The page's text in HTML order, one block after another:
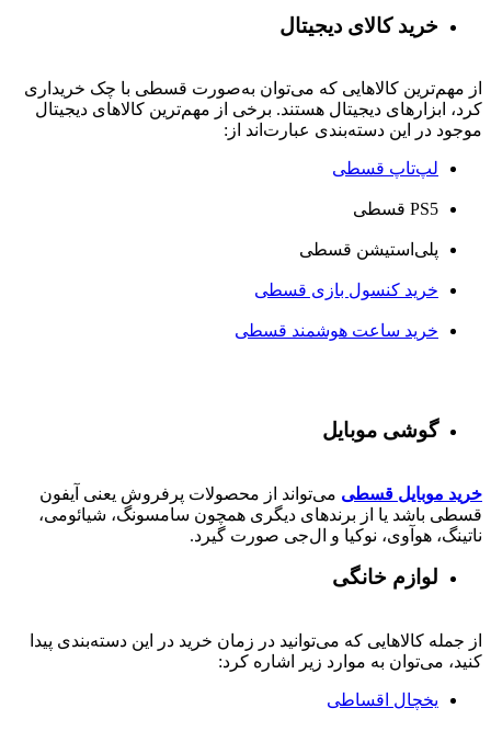
خرید کالای دیجیتال
از مهم‌ترین کالاهایی که می‌توان به‌صورت قسطی با چک خریداری
کرد، ابزارهای دیجیتال هستند. برخی از مهم‌ترین کالاهای دیجیتال
موجود در این دسته‌بندی عبارت‌اند از:
لپ‌تاپ قسطی
PS5 قسطی
پلی‌استیشن قسطی
خرید کنسول بازی قسطی
خرید ساعت هوشمند قسطی
گوشی موبایل
خرید موبایل قسطی می‌تواند از محصولات پرفروش یعنی آیفون
قسطی باشد یا از برندهای دیگری همچون سامسونگ، شیائومی،
ناتینگ، هوآوی، نوکیا و ال‌جی صورت گیرد.
لوازم خانگی
از جمله کالاهایی که می‌توانید در زمان خرید در این دسته‌بندی پیدا
کنید، می‌توان به موارد زیر اشاره کرد:
یخچال اقساطی